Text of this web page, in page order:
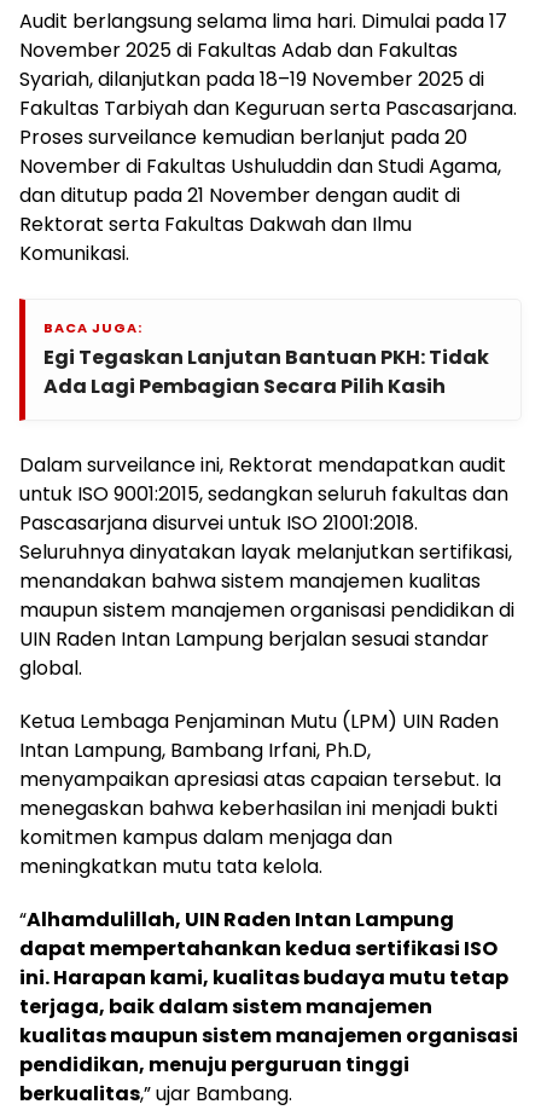
Audit berlangsung selama lima hari. Dimulai pada 17
November 2025 di Fakultas Adab dan Fakultas
Syariah, dilanjutkan pada 18–19 November 2025 di
Fakultas Tarbiyah dan Keguruan serta Pascasarjana.
Proses surveilance kemudian berlanjut pada 20
November di Fakultas Ushuluddin dan Studi Agama,
dan ditutup pada 21 November dengan audit di
Rektorat serta Fakultas Dakwah dan Ilmu
Komunikasi.
BACA JUGA:
Egi Tegaskan Lanjutan Bantuan PKH: Tidak
Ada Lagi Pembagian Secara Pilih Kasih
Dalam surveilance ini, Rektorat mendapatkan audit
untuk ISO 9001:2015, sedangkan seluruh fakultas dan
Pascasarjana disurvei untuk ISO 21001:2018.
Seluruhnya dinyatakan layak melanjutkan sertifikasi,
menandakan bahwa sistem manajemen kualitas
maupun sistem manajemen organisasi pendidikan di
UIN Raden Intan Lampung berjalan sesuai standar
global.
Ketua Lembaga Penjaminan Mutu (LPM) UIN Raden
Intan Lampung, Bambang Irfani, Ph.D,
menyampaikan apresiasi atas capaian tersebut. Ia
menegaskan bahwa keberhasilan ini menjadi bukti
komitmen kampus dalam menjaga dan
meningkatkan mutu tata kelola.
“Alhamdulillah, UIN Raden Intan Lampung
dapat mempertahankan kedua sertifikasi ISO
ini. Harapan kami, kualitas budaya mutu tetap
terjaga, baik dalam sistem manajemen
kualitas maupun sistem manajemen organisasi
pendidikan, menuju perguruan tinggi
berkualitas,” ujar Bambang.